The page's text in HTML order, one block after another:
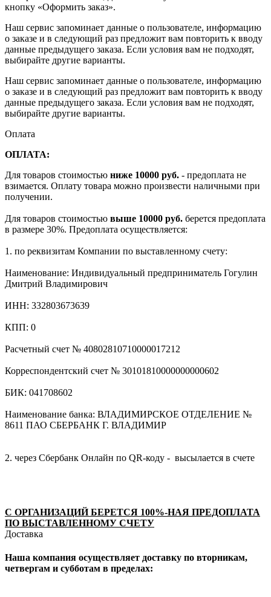
кнопку «Оформить заказ».
Наш сервис запоминает данные о пользователе, информацию
о заказе и в следующий раз предложит вам повторить к вводу
данные предыдущего заказа. Если условия вам не подходят,
выбирайте другие варианты.
Наш сервис запоминает данные о пользователе, информацию
о заказе и в следующий раз предложит вам повторить к вводу
данные предыдущего заказа. Если условия вам не подходят,
выбирайте другие варианты.
Оплата
ОПЛАТА:
Для товаров стоимостью ниже 10000 руб. - предоплата не
взимается. Оплату товара можно произвести наличными при
получении.
Для товаров стоимостью выше 10000 руб. берется предоплата
в размере 30%. Предоплата осуществляется:
1. по реквизитам Компании по выставленному счету:
Наименование: Индивидуальный предприниматель Гогулин
Дмитрий Владимирович
ИНН: 332803673639
КПП: 0
Расчетный счет № 40802810710000017212
Корреспондентский счет № 30101810000000000602
БИК: 041708602
Наименование банка: ВЛАДИМИРСКОЕ ОТДЕЛЕНИЕ №
8611 ПАО СБЕРБАНК Г. ВЛАДИМИР
2. через Сбербанк Онлайн по QR-коду - высылается в счете
С ОРГАНИЗАЦИЙ БЕРЕТСЯ 100%-НАЯ ПРЕДОПЛАТА
ПО ВЫСТАВЛЕННОМУ СЧЕТУ
Доставка
Наша компания осуществляет доставку по вторникам,
четвергам и субботам в пределах: